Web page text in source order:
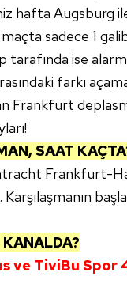
hafta Augsburg
sadece 1
tarafında ise
farkı
Frankfurt
SAAT
Frankfurt-
ve TiviBu Spor